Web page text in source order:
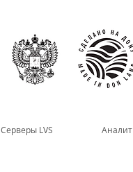
Серверы LVS